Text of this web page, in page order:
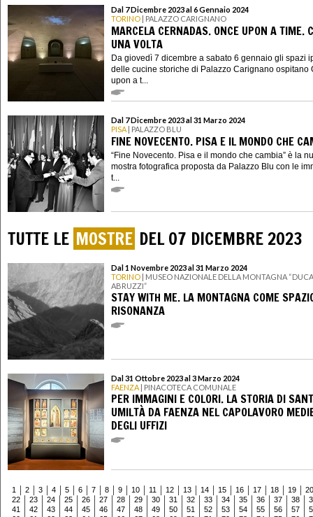
Dal 7 Dicembre 2023 al 6 Gennaio 2024
TORINO | PALAZZO CARIGNANO
MARCELA CERNADAS. ONCE UPON A TIME.
UNA VOLTA
Da giovedì 7 dicembre a sabato 6 gennaio gli spazi
delle cucine storiche di Palazzo Carignano ospitano
upon a t...
Dal 7 Dicembre 2023 al 31 Marzo 2024
PISA | PALAZZO BLU
FINE NOVECENTO. PISA E IL MONDO CHE
“Fine Novecento. Pisa e il mondo che cambia” è la
mostra fotografica proposta da Palazzo Blu con le
t...
TUTTE LE MOSTRE DEL 07 DICEMBRE 2023
Dal 1 Novembre 2023 al 31 Marzo 2024
TORINO | MUSEO NAZIONALE DELLA MONTAGNA
ABRUZZI”
STAY WITH ME. LA MONTAGNA COME
RISONANZA
Dal 31 Ottobre 2023 al 3 Marzo 2024
FAENZA | PINACOTECA COMUNALE
PER IMMAGINI E COLORI. LA STORIA DI
UMILTÀ DA FAENZA NEL CAPOLAVORO
DEGLI UFFIZI
1 2 3 4 5 6 7 8 9 10 11 12 13 14 15 16 17 18 19
20
22
23 24 25 26 27 28 29 30 31 32 33 34 35 36 37 38
41
42 43 44 45 46 47 48 49 50 51 52 53 54 55 56 57